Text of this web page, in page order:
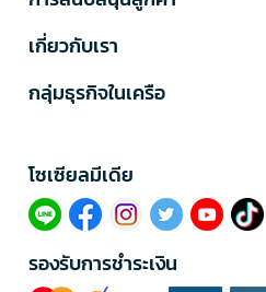
เกี่ยวกับเรา
กลุ่มธุรกิจในเครือ
โซเซียลมีเดีย​
รองรับการชำระเงิน